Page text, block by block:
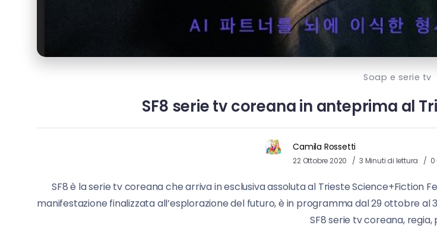
Soap e serie tv
SF8 serie tv coreana in anteprima al
Camila Rossetti
22 Ottobre 2020 3 Minuti di lettura
SF8 è la serie tv coreana che arriva in esclusiva assoluta al Trieste Science+Fiction
manifestazione finalizzata all’esplorazione del futuro, è in programma dal 29 ottobre
SF8 serie tv coreana, regia,